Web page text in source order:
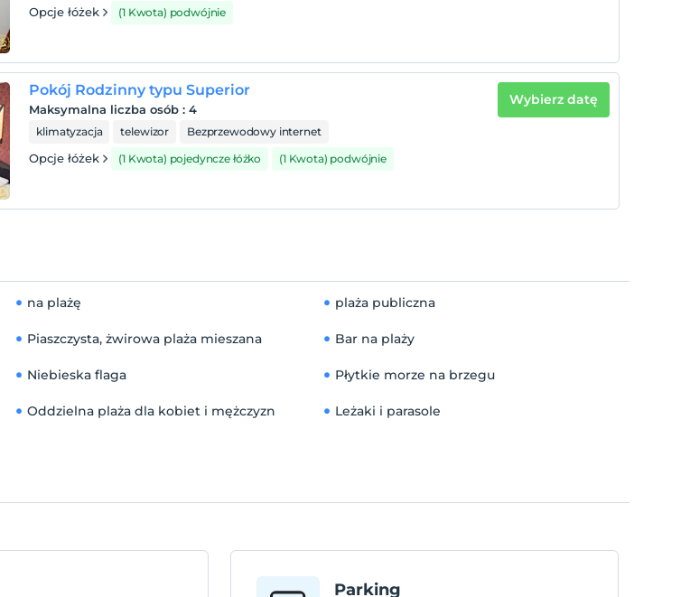
Opcje łóżek (1 Kwota) podwójnie
Pokój Rodzinny typu Superior
Maksymalna liczba osób :4
klimatyzacja telewizor Bezprzewodowy internet
Opcje łóżek (1 Kwota) pojedyncze łóżko (1 Kwota) podwójnie
Wybierz datę
na plażę plaża publiczna
Piaszczysta, żwirowa plaża mieszana Bar na plaży
Niebieska flaga Płytkie morze na brzegu
Oddzielna plaża dla kobiet i mężczyzn Leżaki i parasole
Parking